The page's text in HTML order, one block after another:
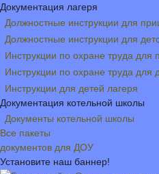
Документация лагеря
Должностные инструкции для
Должностные инструкции для
Инструкции по охране труда для
Инструкции по охране труда для
Инструкции для детей лагеря
Документация котельной школы
Документы котельной школы
Все пакеты
документов для ДОУ
Установите наш баннер!